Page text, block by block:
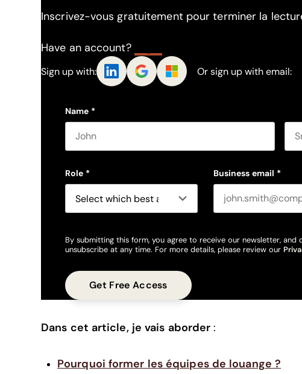
Inscrivez-vous gratuitement pour terminer la
Have an account?
Sign up with: Or sign up with email:
Name *
Role * Business email *
By submitting this form, you agree to receive our newsletter, and
unsubscribe at any time. For more details, please review our
Dans cet article, je vais aborder :
Pourquoi former les équipes de louange ?